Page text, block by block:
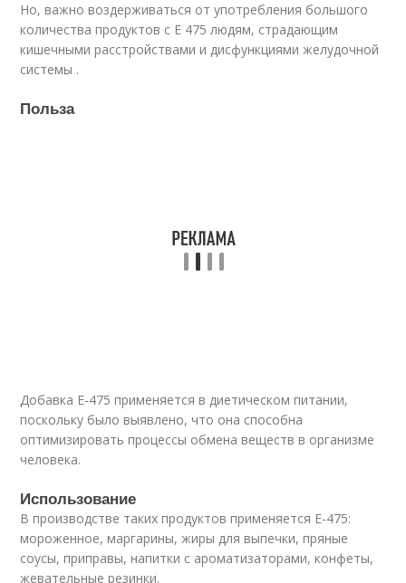
Но, важно воздерживаться от употребления большого
количества продуктов с Е 475 людям, страдающим
кишечными расстройствами и дисфункциями желудочной
системы .
Польза
Добавка Е-475 применяется в диетическом питании,
поскольку было выявлено, что она способна
оптимизировать процессы обмена веществ в организме
человека.
Использование
В производстве таких продуктов применяется Е-475:
мороженное, маргарины, жиры для выпечки, пряные
соусы, приправы, напитки с ароматизаторами, конфеты,
жевательные резинки.